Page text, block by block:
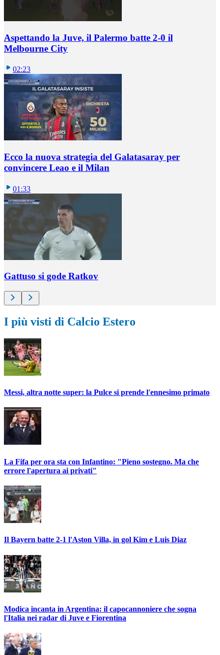
Aspettando la Juve, il Palermo batte 2-0 il
Melbourne City
02:23
Ecco la nuova strategia del Galatasaray per
convincere Leao e il Milan
01:33
Gattuso si gode Ratkov
I più visti di Calcio Estero
Messi, altra notte super: la Pulce si prende l'ennesimo primato
La Fifa per ora sta con Infantino: "Pieno sostegno. Ma che
errore l'apertura ai privati"
Il Bayern batte 2-1 l'Aston Villa, in gol Kim e Luis Diaz
Modica incanta in Argentina: il capocannoniere che sogna
l'Italia nei radar di Juve e Fiorentina